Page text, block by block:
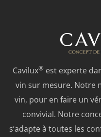
Cavilux®est experte
vin sur mesure. Notre
vin, pour en faire un
convivial. Notre
s’adapte à toutes les